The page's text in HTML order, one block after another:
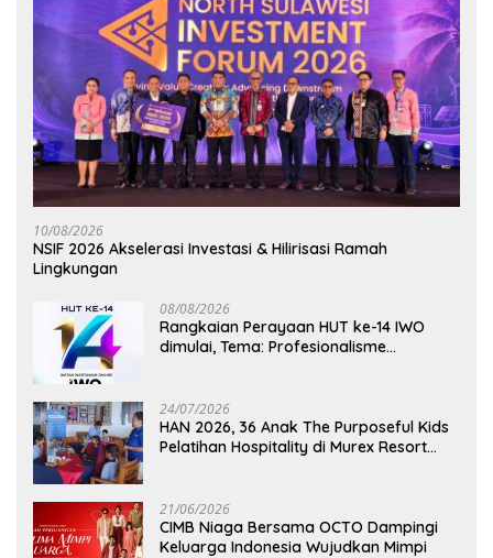
10/08/2026
NSIF 2026 Akselerasi Investasi & Hilirisasi Ramah
Lingkungan
08/08/2026
Rangkaian Perayaan HUT ke-14 IWO
dimulai, Tema: Profesionalisme
24/07/2026
HAN 2026, 36 Anak The Purposeful Kids
Pelatihan Hospitality di Murex Resort
21/06/2026
CIMB Niaga Bersama OCTO Dampingi
Keluarga Indonesia Wujudkan Mimpi